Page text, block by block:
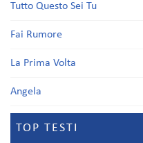
Tutto Questo Sei Tu
Fai Rumore
La Prima Volta
Angela
TOP TESTI